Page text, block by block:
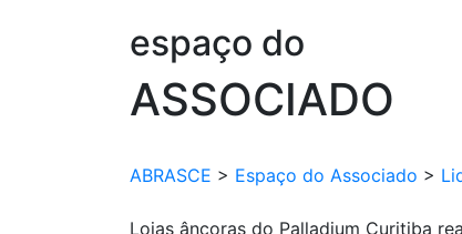
espaço do
ASSOCIADO
ABRASCE > Espaço do Associado >
Lojas âncoras do Palladium Curitiba